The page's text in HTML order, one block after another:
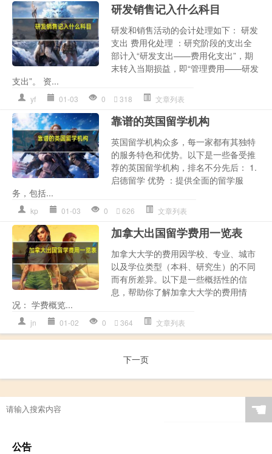
研发销售记入什么科目
研发和销售活动的会计处理如下： 研发
支出 费用化处理 ：研究阶段的支出全
部计入“研发支出——费用化支出”，期
末转入当期损益，即“管理费用——研发
支出”。 资...
yf 01-03 0 318 文章列表
靠谱的英国留学机构
英国留学机构众多，每一家都有其独特
的服务特色和优势。以下是一些备受推
荐的英国留学机构，排名不分先后： 1.
启德留学 优势 ：提供全面的留学服
务，包括...
kp 01-03 0 626 文章列表
加拿大出国留学费用一览表
加拿大大学的费用因学校、专业、城市
以及学位类型（本科、研究生）的不同
而有所差异。以下是一些概括性的信
息，帮助你了解加拿大大学的费用情
况： 学费概览...
jn 01-02 0 364 文章列表
下一页
☚
公告